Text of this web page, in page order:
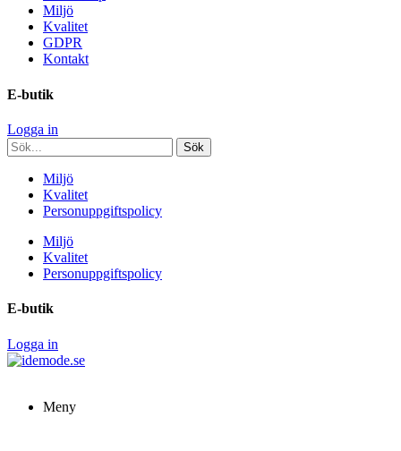
Miljö
Kvalitet
GDPR
Kontakt
E-butik
Logga in
Miljö
Kvalitet
Personuppgiftspolicy
Miljö
Kvalitet
Personuppgiftspolicy
E-butik
Logga in
Meny